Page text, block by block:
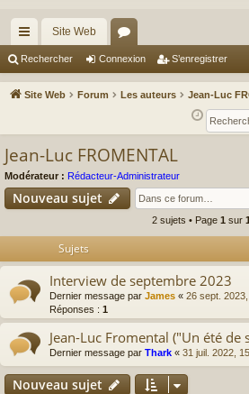
cc
ès
Site Web
or
u
Rechercher Connexion S’enregistrer
Site Web Forum Les auteurs Jean-Luc
Jean-Luc FROMENTAL
Modérateur : Rédacteur-Administrateur
Nouveau sujet
2 sujets • Page 1 sur 1
Sujets
Interview de septembre 2023
Dernier message par James « 26 sept.
Réponses : 1
Jean-Luc Fromental ("Un été de
Dernier message par Thark « 31 juil. 2022,
Nouveau sujet